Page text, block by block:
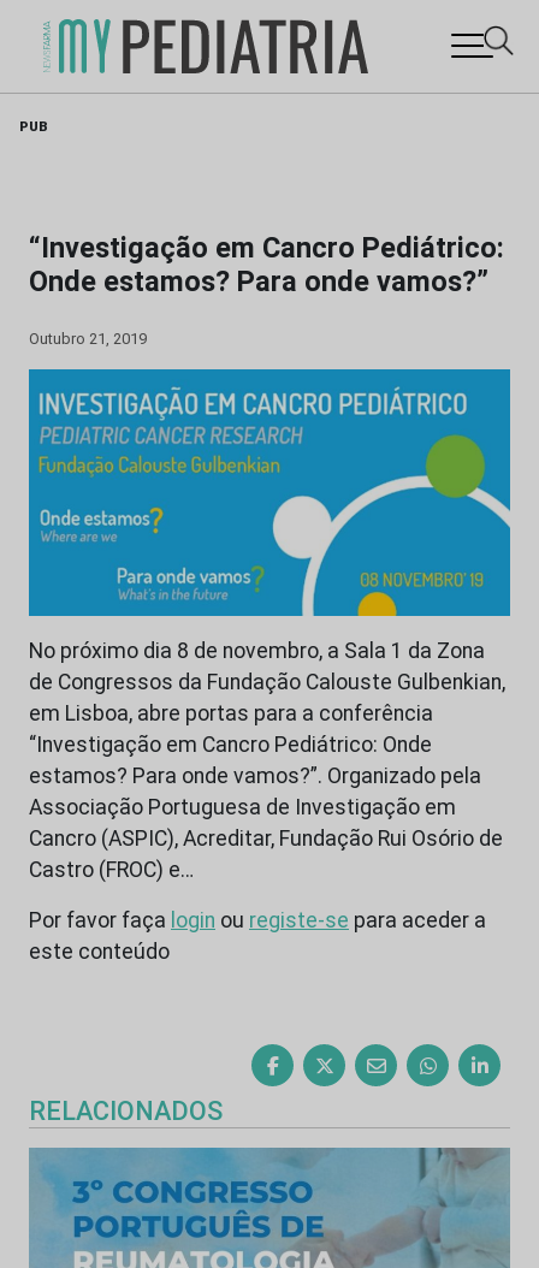
PUB
“Investigação em Cancro Pediátrico:
Onde estamos? Para onde vamos?”
Outubro 21, 2019
No próximo dia 8 de novembro, a Sala 1 da Zona
de Congressos da Fundação Calouste Gulbenkian,
em Lisboa, abre portas para a conferência
“Investigação em Cancro Pediátrico: Onde
estamos? Para onde vamos?”. Organizado pela
Associação Portuguesa de Investigação em
Cancro (ASPIC), Acreditar, Fundação Rui Osório de
Castro (FROC) e…
Por favor faça login ou registe-se para aceder a
este conteúdo
RELACIONADOS